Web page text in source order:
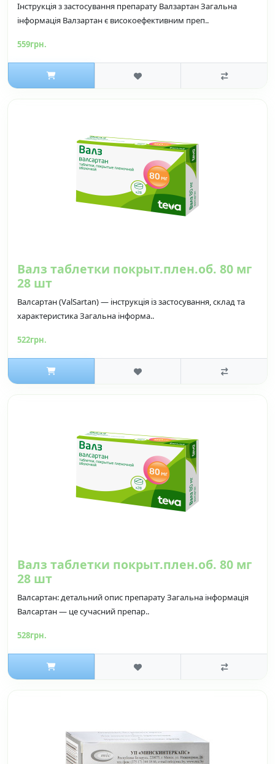
Інструкція з застосування препарату Валзартан Загальна
інформація Валзартан є високоефективним преп..
559грн.
Валз таблетки покрыт.плен.об. 80 мг
28 шт
Валсартан (ValSartan) — інструкція із застосування, склад та
характеристика Загальна інформа..
522грн.
Валз таблетки покрыт.плен.об. 80 мг
28 шт
Валсартан: детальний опис препарату Загальна інформація
Валсартан — це сучасний препар..
528грн.